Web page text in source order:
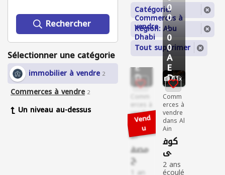
Rechercher
Sélectionner une catégorie
immobilier à vendre 2
Commerces à vendre 2
Un niveau au-dessus
Catégorie:
Commerces à
vendre
Région: Abu
Dhabi
Tout supprimer
0
0
.
0
0
E
D
Comm
erces à
vendre
dans
Musaff
ah
مصف
ح
شعبي
0
0
.
0
0
A
E
D11
Comm
erces à
vendre
dans Al
Ain
كوف
ي
في
العين
2 ans